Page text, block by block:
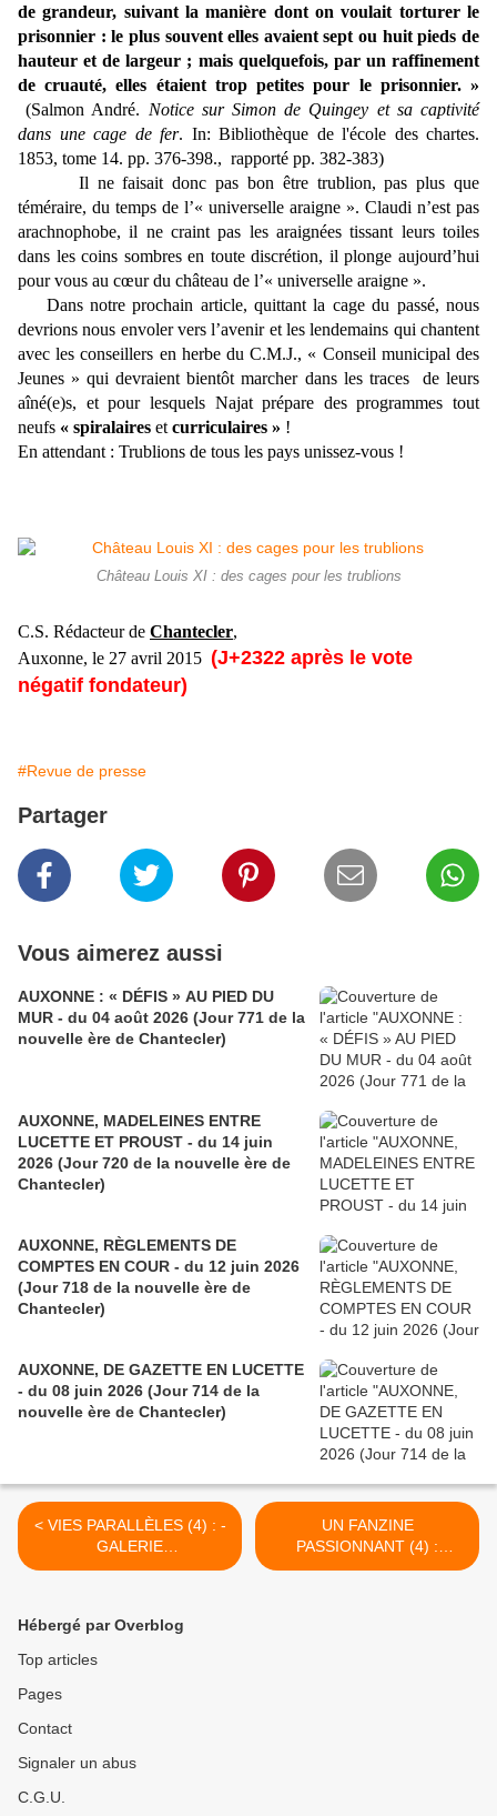
de grandeur, suivant la manière dont on voulait torturer le
prisonnier : le plus souvent elles avaient sept ou huit pieds de
hauteur et de largeur ; mais quelquefois, par un raffinement
de cruauté, elles étaient trop petites pour le prisonnier. »
(Salmon André. Notice sur Simon de Quingey et sa captivité
dans une cage de fer. In: Bibliothèque de l'école des chartes.
1853, tome 14. pp. 376-398., rapporté pp. 382-383)
Il ne faisait donc pas bon être trublion, pas plus que
téméraire, du temps de l’« universelle araigne ». Claudi n’est pas
arachnophobe, il ne craint pas les araignées tissant leurs toiles
dans les coins sombres en toute discrétion, il plonge aujourd’hui
pour vous au cœur du château de l’« universelle araigne ».
Dans notre prochain article, quittant la cage du passé, nous
devrions nous envoler vers l’avenir et les lendemains qui chantent
avec les conseillers en herbe du C.M.J., « Conseil municipal des
Jeunes » qui devraient bientôt marcher dans les traces de leurs
aîné(e)s, et pour lesquels Najat prépare des programmes tout
neufs « spiralaires et curriculaires » !
En attendant : Trublions de tous les pays unissez-vous !
Château Louis XI : des cages pour les trublions
C.S. Rédacteur de Chantecler,
Auxonne, le 27 avril 2015 (J+2322 après le vote
négatif fondateur)
#Revue de presse
Partager
Vous aimerez aussi
AUXONNE : « DÉFIS » AU PIED DU
MUR - du 04 août 2026 (Jour 771 de la
nouvelle ère de Chantecler)
AUXONNE, MADELEINES ENTRE
LUCETTE ET PROUST - du 14 juin
2026 (Jour 720 de la nouvelle ère de
Chantecler)
AUXONNE, RÈGLEMENTS DE
COMPTES EN COUR - du 12 juin 2026
(Jour 718 de la nouvelle ère de
Chantecler)
AUXONNE, DE GAZETTE EN LUCETTE
- du 08 juin 2026 (Jour 714 de la
nouvelle ère de Chantecler)
< VIES PARALLÈLES (4) : -
GALERIE
CHAMPAGNOLAISE du 24
UN FANZINE
PASSIONNANT (4) :
JEUNES GENS, UN
Hébergé par Overblog
Top articles
Pages
Contact
Signaler un abus
C.G.U.